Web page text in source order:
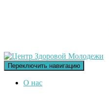
Переключить навигацию
О нас